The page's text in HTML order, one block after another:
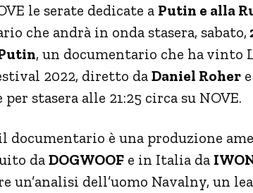
le serate dedicate a Putin e alla
che andrà in onda stasera, sabato,
, un documentario che ha vinto
2022, diretto da Daniel Roher
stasera alle 21:25 circa su NOVE.
documentario è una produzione
daDOGWOOF e in Italia da
un’analisi dell’uomo Navalny, un